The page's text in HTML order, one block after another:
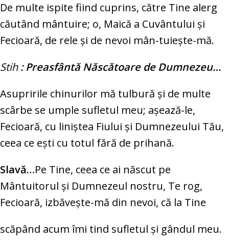
De multe ispite fiind cuprins, către Tine alerg
căutând mântuire; o, Maică a Cuvântului şi
Fecioară, de rele şi de nevoi mân-tuieşte-mă.
Stih : Preasfântă Născătoare de Dumnezeu…
Asupririle chinurilor mă tulbură şi de multe
scârbe se umple sufletul meu; aşează-le,
Fecioară, cu liniştea Fiului şi Dumnezeului Tău,
ceea ce eşti cu totul fără de prihană.
Slavă…Pe Tine, ceea ce ai născut pe
Mântuitorul şi Dumnezeul nostru, Te rog,
Fecioară, izbăveşte-mă din nevoi, că la Tine
scăpând acum îmi tind sufletul şi gândul meu.